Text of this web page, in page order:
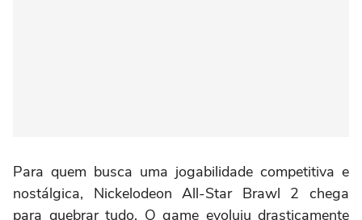
Para quem busca uma jogabilidade competitiva e
nostálgica, Nickelodeon All-Star Brawl 2 chega
para quebrar tudo. O game evoluiu drasticamente